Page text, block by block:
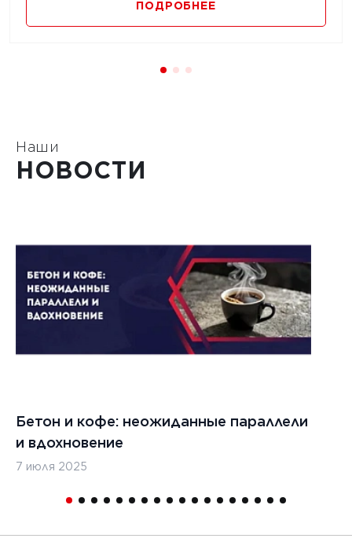
ПОДРОБНЕЕ
Наши
НОВОСТИ
Бетон и кофе: неожиданные параллели
и вдохновение
7 июля 2025